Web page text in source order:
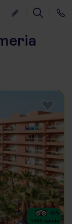
4/5
1503 opinie